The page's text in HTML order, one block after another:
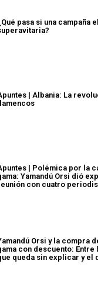
pasa si una campaña
| Albania: La
| Polémica por la
Yamandú Orsi dió
con cuatro
Orsi y la compra
con descuento: Entre
queda sin explicar y el